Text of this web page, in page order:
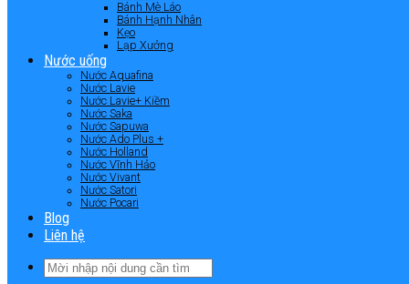
Bánh Mè Láo
Bánh Hạnh Nhân
Kẹo
Lạp Xưởng
Nước uống
Nước Aquafina
Nước Lavie
Nước Lavie+ Kiềm
Nước Saka
Nước Sapuwa
Nước Ado Plus +
Nước Holland
Nước Vĩnh Hảo
Nước Vivant
Nước Satori
Nước Pocari
Blog
Liên hệ